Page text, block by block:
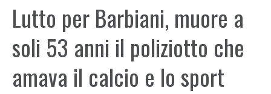
Lutto per Barbiani, muore a
soli 53 anni il poliziotto che
amava il calcio e lo sport